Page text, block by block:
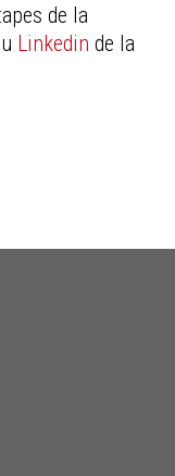
de la
Linkedin de la